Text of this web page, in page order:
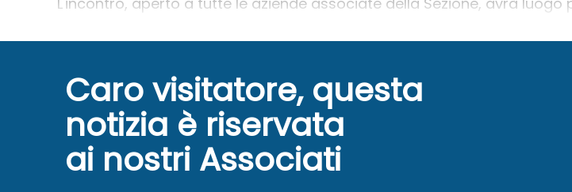
Caro visitatore, questa
notizia è riservata
ai nostri Associati